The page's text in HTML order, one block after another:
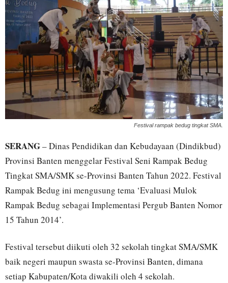
Festival rampak bedug tingkat SMA.
SERANG– Dinas Pendidikan dan Kebudayaan (Dindikbud)
Provinsi Banten menggelar Festival Seni Rampak Bedug
Tingkat SMA/SMK se-Provinsi Banten Tahun 2022. Festival
Rampak Bedug ini mengusung tema ‘Evaluasi Mulok
Rampak Bedug sebagai Implementasi Pergub Banten Nomor
15 Tahun 2014’.
Festival tersebut diikuti oleh 32 sekolah tingkat SMA/SMK
baik negeri maupun swasta se-Provinsi Banten, dimana
setiap Kabupaten/Kota diwakili oleh 4 sekolah.